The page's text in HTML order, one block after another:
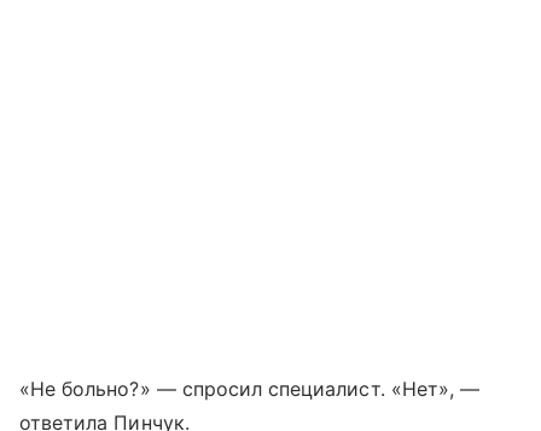
«Не больно?» — спросил специалист. «Нет», —
ответила Пинчук.